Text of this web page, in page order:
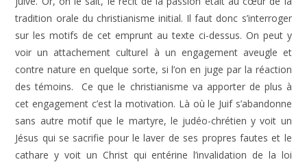
tradition orale du christianisme initial. Il faut donc s’interroger
sur les motifs de cet emprunt au texte ci-dessus. On peut y
voir un attachement culturel à un engagement aveugle et
contre nature en quelque sorte, si l’on en juge par la réaction
des témoins. Ce que le christianisme va apporter de plus à
cet engagement c’est la motivation. Là où le Juif s’abandonne
sans autre motif que le martyre, le judéo-chrétien y voit un
Jésus qui se sacrifie pour le laver de ses propres fautes et le
cathare y voit un Christ qui entérine l’invalidation de la loi